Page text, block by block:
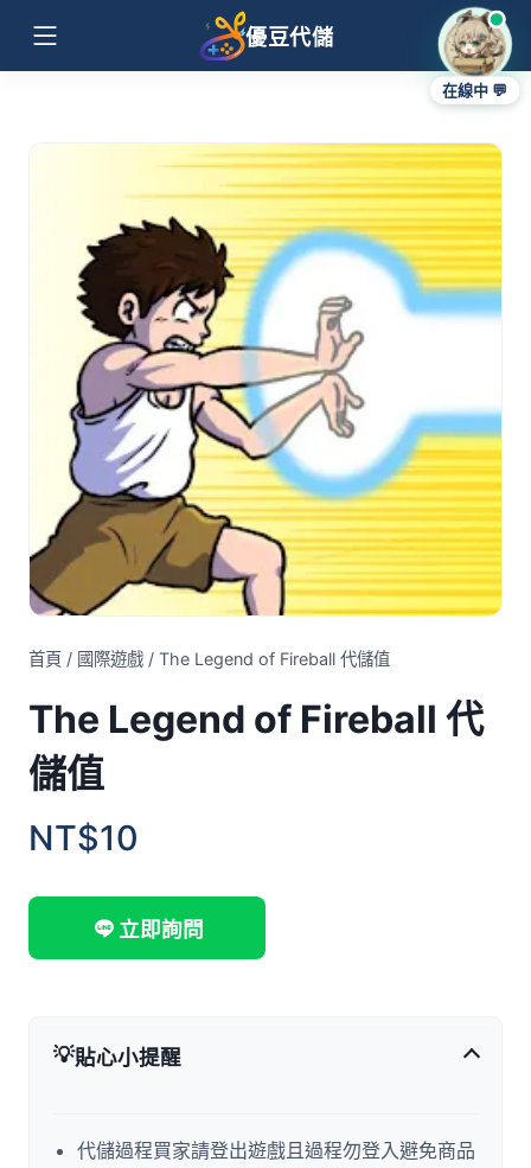
優豆代儲
首頁 / 國際遊戲 / The Legend of Fireball 代儲值
The Legend of Fireball 代
儲值
NT$10
立即詢問
💡貼心小提醒
代儲過程買家請登出遊戲且過程勿登入避免商品
在線中 💬